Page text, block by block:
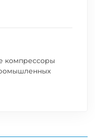
компрессоры